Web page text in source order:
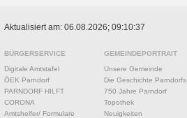
Aktualisiert am: 06.08.2026; 09:10:37
BÜRGERSERVICE
Digitale Amtstafel
ÖEK Parndorf
PARNDORF HILFT
CORONA
Amtshelfer/ Formulare
GEMEINDEPORTRAIT
Unsere Gemeinde
Die Geschichte Parndorfs
750 Jahre Parndorf
Topothek
Neuigkeiten